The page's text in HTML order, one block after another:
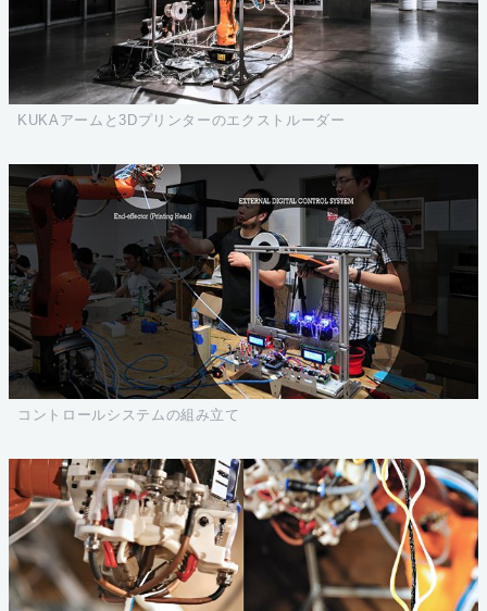
KUKAアームと3Dプリンターのエクストルーダー
コントロールシステムの組み立て